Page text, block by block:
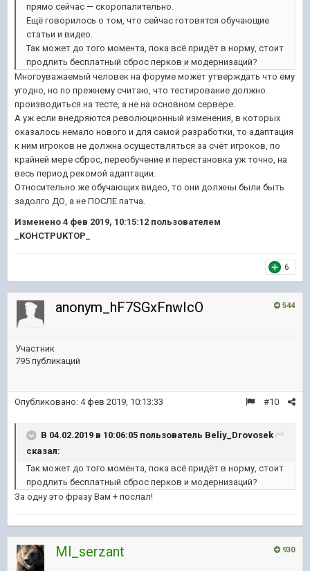
прямо сейчас — скоропалительно.
Ещё говорилось о том, что сейчас готовятся обучающие
статьи и видео.
Так может до того момента, пока всё придёт в норму, стоит
продлить бесплатный сброс перков и модернизаций?
Многоуважаемый человек на форуме может утверждать что ему
угодно, но по прежнему считаю, что тестирование должно
производиться на тесте, а не на основном сервере.
А уж если внедряются революционный изменения, в которых
оказалось немало нового и для самой разработки, то адаптация
к ним игроков не должна осуществляться за счёт игроков, по
крайней мере сброс, переобучение и перестановка уж точно, на
весь период рекомой адаптации.
Относительно же обучающих видео, то они должны были быть
задолго ДО, а не ПОСЛЕ патча.
Изменено 4 фев 2019, 10:15:12 пользователем
_KOHCTPUKTOP_
6
544
anonym_hF7SGxFnwIcO
Участник
795 публикаций
#10
Опубликовано: 4 фев 2019, 10:13:33
В 04.02.2019 в 10:06:05 пользователь Beliy_Drovosek
сказал:
Так может до того момента, пока всё придёт в норму, стоит
продлить бесплатный сброс перков и модернизаций?
За одну это фразу Вам + послал!
930
Ml_serzant